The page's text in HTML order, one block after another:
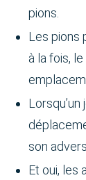
pions.
Les pions
à la fois,
son
Et oui, les